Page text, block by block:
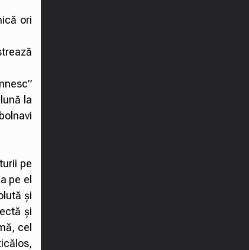
ori
la
pe
pe el
și
și
cel